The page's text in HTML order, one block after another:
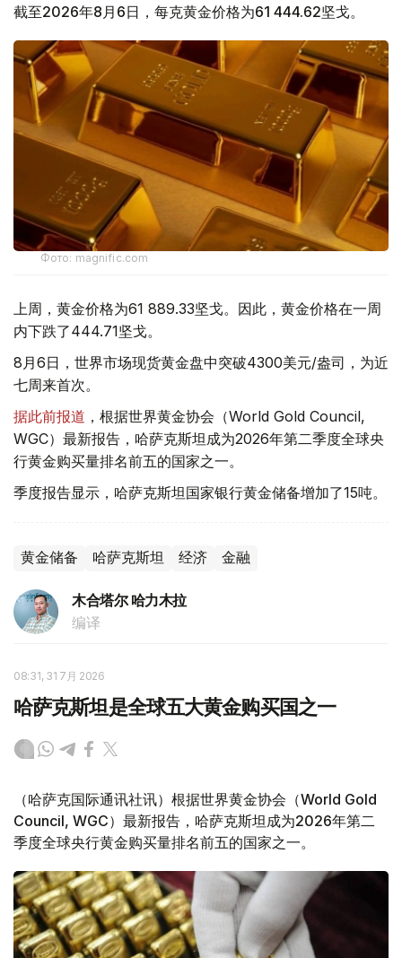
截至2026年8月6日，每克黄金价格为61 444.62坚戈。
Фото: magnific.com
上周，黄金价格为61 889.33坚戈。因此，黄金价格在一周
内下跌了444.71坚戈。
8月6日，世界市场现货黄金盘中突破4300美元/盎司，为近
七周来首次。
据此前报道 ，根据世界黄金协会（World Gold Council,
WGC）最新报告，哈萨克斯坦成为2026年第二季度全球央
行黄金购买量排名前五的国家之一。
季度报告显示，哈萨克斯坦国家银行黄金储备增加了15吨。
黄金储备 哈萨克斯坦 经济 金融
木合塔尔 哈力木拉
编译
08:31, 31 7月 2026
哈萨克斯坦是全球五大黄金购买国之一
（哈萨克国际通讯社讯）根据世界黄金协会（World Gold
Council, WGC）最新报告，哈萨克斯坦成为2026年第二
季度全球央行黄金购买量排名前五的国家之一。